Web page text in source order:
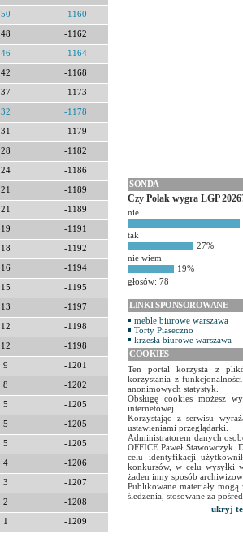
50 -1160
48 -1162
46 -1164
42 -1168
37 -1173
32 -1178
31 -1179
28 -1182
24 -1186
21 -1189
21 -1189
19 -1191
18 -1192
16 -1194
15 -1195
13 -1197
12 -1198
12 -1198
9 -1201
8 -1202
5 -1205
5 -1205
5 -1205
4 -1206
3 -1207
2 -1208
1 -1209
SONDA
Czy Polak wygra LGP
nie
tak
27%
nie wiem
19%
głosów: 78
LINKI SPONSOROWANE
meble biurowe warszawa
Torty Piaseczno
krzesła biurowe warszawa
COOKIES
Ten portal korzysta z
korzystania z
anonimowych statystyk.
Obsługę cookies możesz
internetowej.
Korzystając z serwisu
ustawieniami przeglądarki.
Administratorem danych
OFFICE Paweł Stawowczyk.
celu identyfikacji
konkursów, w celu wysyłki
żaden inny sposób
Publikowane materiały
śledzenia, stosowane za
ukryj